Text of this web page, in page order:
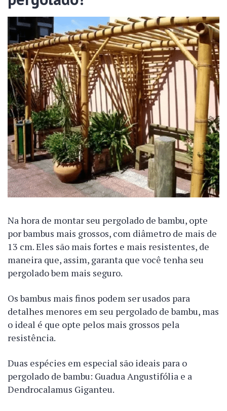
Na hora de montar seu pergolado de bambu, opte
por bambus mais grossos, com diâmetro de mais de
13 cm. Eles são mais fortes e mais resistentes, de
maneira que, assim, garanta que você tenha seu
pergolado bem mais seguro.
Os bambus mais finos podem ser usados para
detalhes menores em seu pergolado de bambu, mas
o ideal é que opte pelos mais grossos pela
resistência.
Duas espécies em especial são ideais para o
pergolado de bambu: Guadua Angustifólia e a
Dendrocalamus Giganteu.